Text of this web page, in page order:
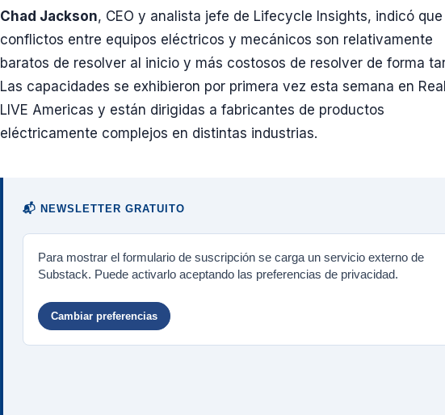
Chad Jackson, CEO y analista jefe de Lifecycle Insights, indicó
conflictos entre equipos eléctricos y mecánicos son relativamente
baratos de resolver al inicio y más costosos de resolver de forma
Las capacidades se exhibieron por primera vez esta semana en
LIVE Americas y están dirigidas a fabricantes de productos
eléctricamente complejos en distintas industrias.
📬 NEWSLETTER GRATUITO
Para mostrar el formulario de suscripción se carga un servicio externo de
Substack. Puede activarlo aceptando las preferencias de privacidad.
Cambiar preferencias